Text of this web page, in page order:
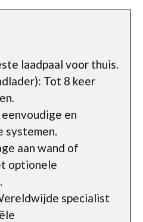
laadpaal voor thuis.
Tot 8 keer
en
aan wand of
optionele
specialist